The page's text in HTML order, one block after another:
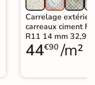
Carrelage
carreaux ciment
R11 14 mm
44€90 /m²